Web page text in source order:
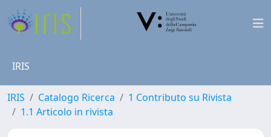
IRIS
IRIS Catalogo Ricerca
1 Contributo su Rivista
1.1 Articolo in rivista